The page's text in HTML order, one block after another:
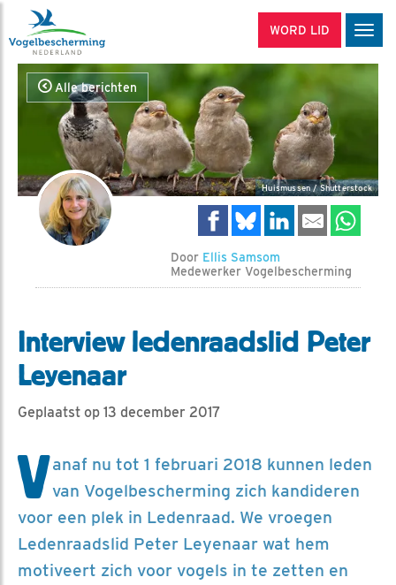
WORD LID
Alle berichten
Huismussen / Shutterstock
Door Ellis Samsom
Medewerker Vogelbescherming
Interview ledenraadslid Peter
Leyenaar
Geplaatst op 13 december 2017
Vanaf nu tot 1 februari 2018 kunnen leden
van Vogelbescherming zich kandideren
voor een plek in Ledenraad. We vroegen
Ledenraadslid Peter Leyenaar wat hem
motiveert zich voor vogels in te zetten en